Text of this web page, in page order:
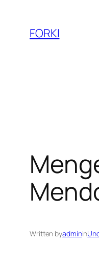
content
FORKI
Written byadminin